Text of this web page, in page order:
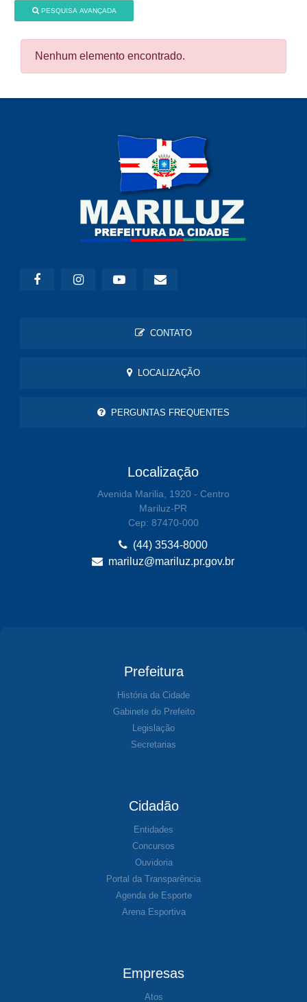
PESQUISA AVANÇADA
Nenhum elemento encontrado.
CONTATO
LOCALIZAÇÃO
PERGUNTAS FREQUENTES
Localização
Avenida Marilia, 1920 - Centro
Mariluz-PR
Cep: 87470-000
(44) 3534-8000
mariluz@mariluz.pr.gov.br
Prefeitura
História da Cidade
Gabinete do Prefeito
Legislação
Secretarias
Cidadão
Entidades
Concursos
Ouvidoria
Portal da Transparência
Agenda de Esporte
Arena Esportiva
Empresas
Atos